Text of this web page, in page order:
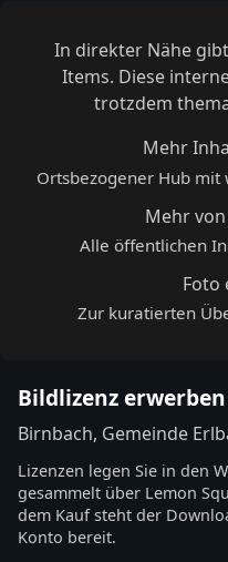
In direkter Nähe
Items. Diese
trotzdem
Mehr
Ortsbezogener Hub
Mehr
Alle öffentlichen
Foto
Zur kuratierten
Bildlizenz erwerben
Birnbach, Gemeinde
Lizenzen legen Sie in den
gesammelt über Lemon
dem Kauf steht der
Konto bereit.